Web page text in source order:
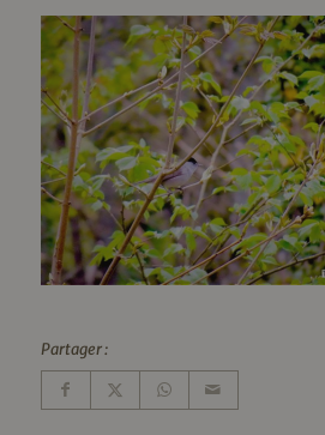
Partager :